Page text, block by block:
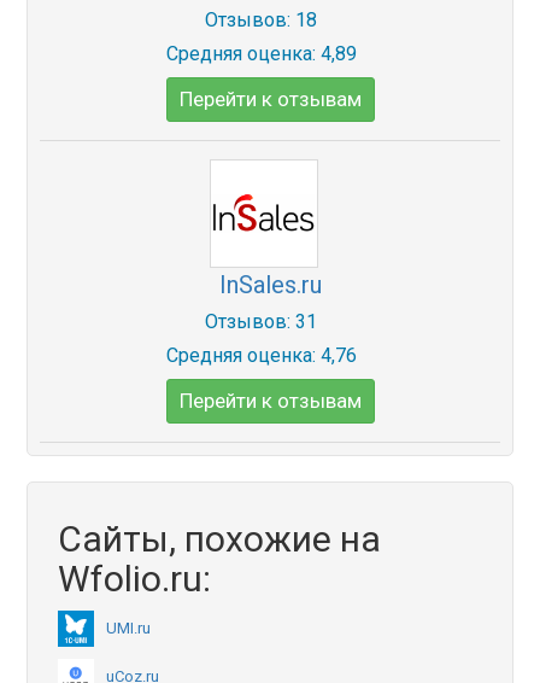
Отзывов: 18
Средняя оценка: 4,89
Перейти к отзывам
InSales.ru
Отзывов: 31
Средняя оценка: 4,76
Перейти к отзывам
Сайты, похожие на
Wfolio.ru:
UMI.ru
uCoz.ru